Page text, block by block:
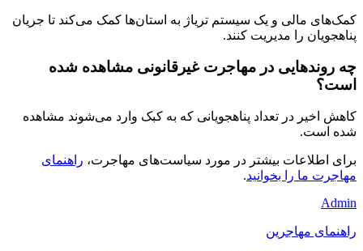
کمک‌های مالی و یک سیستم تریاژ به استان‌ها کمک می‌کند تا جریان
پناهجویان را مدیریت کنند.
چه روندهایی در مهاجرت غیرقانونی مشاهده شده
است؟
کاهش اخیر در تعداد پناهجویانی که به کبک وارد می‌شوند مشاهده
شده است.
برای اطلاعات بیشتر در مورد سیاست‌های مهاجرت، راهنمای
مهاجرت ما را بخوانید.
Admin
راهنمای مهاجرین